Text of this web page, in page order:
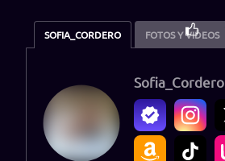
SOFIA_CORDERO FOTOS Y VIDEOS
0%
Sofia_Cordero